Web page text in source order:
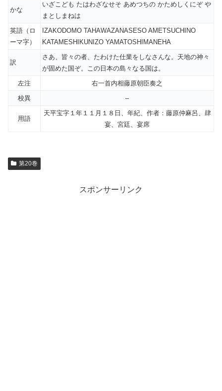
かな
いざこども たはわざなせそ あめつちの かためしくにぞ や
まとしまねは
英語（ロ
ーマ字）
IZAKODOMO TAHAWAZANASESO AMETSUCHINO
KATAMESHIKUNIZO YAMATOSHIMANEHA
訳
さあ、皆々の者、たわけた仕業をしなさんな。天地の神々
が固めた国ぞ。この日本の島々なる国は。
左注
右一首内相藤原朝臣奏之
校異
–
用語
天平宝字１年１１月１８日、年紀、作者：藤原仲麻呂、肆
宴、宮廷、宴席
第20巻
スポンサーリンク